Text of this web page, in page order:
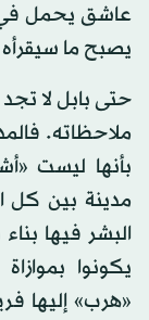
عاشق يحمل في
يصبح ما
حتى بابل لا
ملاحظاته.
بأنها ليست
مدينة بين كل
البشر فيها
يكونوا
«هرب» إليها